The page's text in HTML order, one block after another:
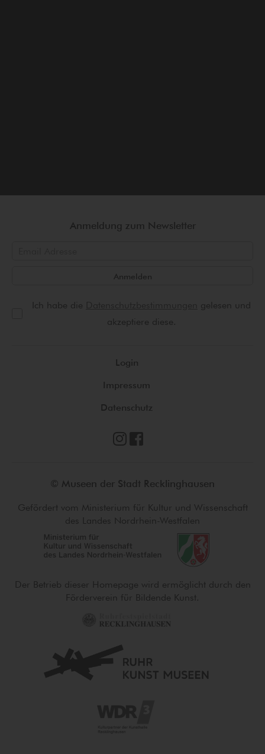
Anmeldung zum Newsletter
Anmelden
Ich habe die
gelesen und
akzeptiere diese.
Login
Impressum
Datenschutz
© Museen der Stadt Recklinghausen
Gefördert vom Ministerium für Kultur und Wissenschaft
des Landes Nordrhein-Westfalen
Der Betrieb dieser Homepage wird ermöglicht durch den
Förderverein für Bildende Kunst.